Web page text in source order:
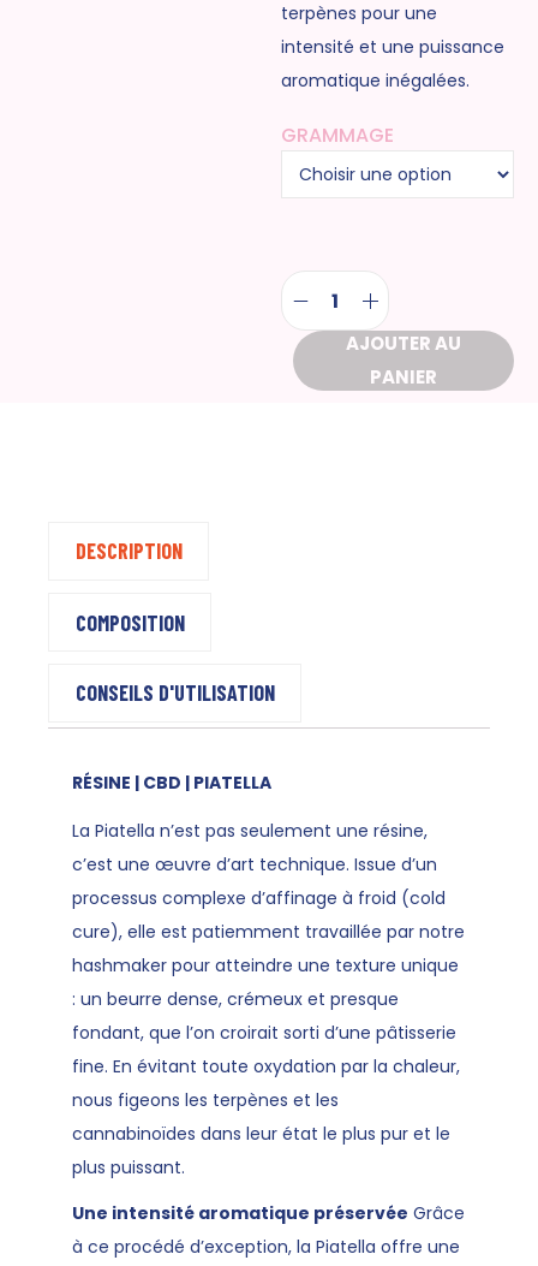
terpènes pour une
intensité et une puissance
aromatique inégalées.
GRAMMAGE
AJOUTER AU
PANIER
DESCRIPTION
COMPOSITION
CONSEILS D'UTILISATION
RÉSINE | CBD | PIATELLA
La Piatella n’est pas seulement une résine,
c’est une œuvre d’art technique. Issue d’un
processus complexe d’affinage à froid (cold
cure), elle est patiemment travaillée par notre
hashmaker pour atteindre une texture unique
: un beurre dense, crémeux et presque
fondant, que l’on croirait sorti d’une pâtisserie
fine. En évitant toute oxydation par la chaleur,
nous figeons les terpènes et les
cannabinoïdes dans leur état le plus pur et le
plus puissant.
Une intensité aromatique préservée Grâce
à ce procédé d’exception, la Piatella offre une